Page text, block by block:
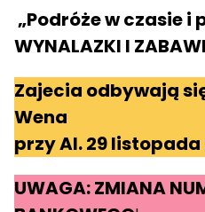
„Podróże w czasie i
WYNALAZKI I
Zajecia odbywają
Wena
przy Al. 29 listopada
UWAGA: ZMIANA